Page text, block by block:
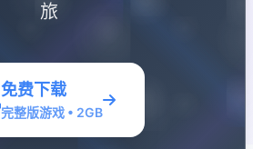
旅
免费下载
完整版游戏 • 2GB